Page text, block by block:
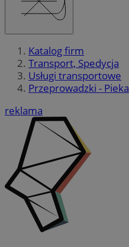
Katalog firm
Transport, Spedycja
Usługi transportowe
Przeprowadzki -
reklama